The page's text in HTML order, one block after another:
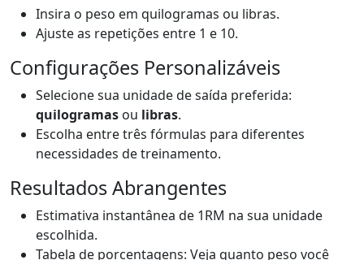
Insira o peso em quilogramas ou libras.
Ajuste as repetições entre 1 e 10.
Configurações Personalizáveis
Selecione sua unidade de saída preferida:
quilogramas ou libras.
Escolha entre três fórmulas para diferentes
necessidades de treinamento.
Resultados Abrangentes
Estimativa instantânea de 1RM na sua unidade
escolhida.
Tabela de porcentagens: Veja quanto peso você